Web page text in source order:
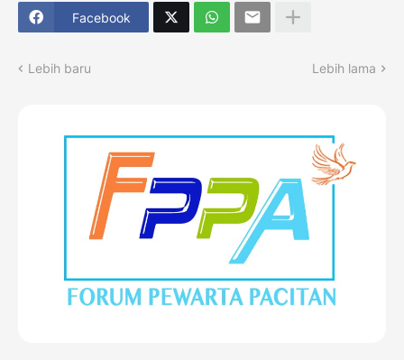
Facebook
Lebih baru Lebih lama